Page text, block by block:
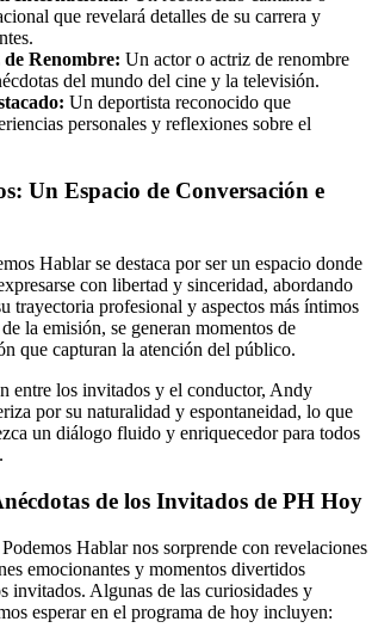
que revelará detalles de su carrera y
Renombre: Un actor o actriz de renombre
del mundo del cine y la televisión.
Un deportista reconocido que
personales y reflexiones sobre el
Un Espacio de Conversación e
Hablar se destaca por ser un espacio donde
con libertad y sinceridad, abordando
trayectoria profesional y aspectos más íntimos
la emisión, se generan momentos de
que capturan la atención del público.
entre los invitados y el conductor, Andy
por su naturalidad y espontaneidad, lo que
un diálogo fluido y enriquecedor para todos
de los Invitados de PH Hoy
Hablar nos sorprende con revelaciones
emocionantes y momentos divertidos
invitados. Algunas de las curiosidades y
esperar en el programa de hoy incluyen: